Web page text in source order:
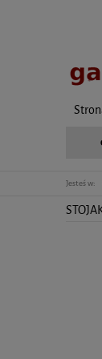
Jesteś w: